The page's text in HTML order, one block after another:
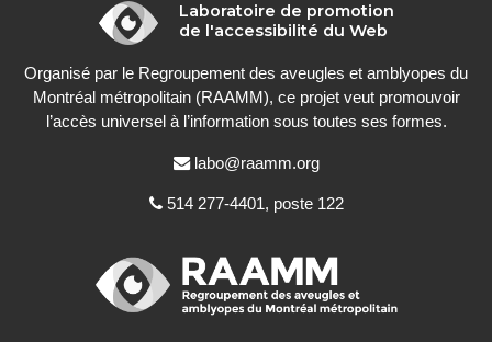
propos
Laboratoire de promotion
de l'accessibilité du Web
Organisé par le Regroupement des aveugles et amblyopes du
Montréal métropolitain (RAAMM), ce projet veut promouvoir
l’accès universel à l’information sous toutes ses formes.
Courriel
labo@raamm.org
Téléphone
514 277-4401, poste 122